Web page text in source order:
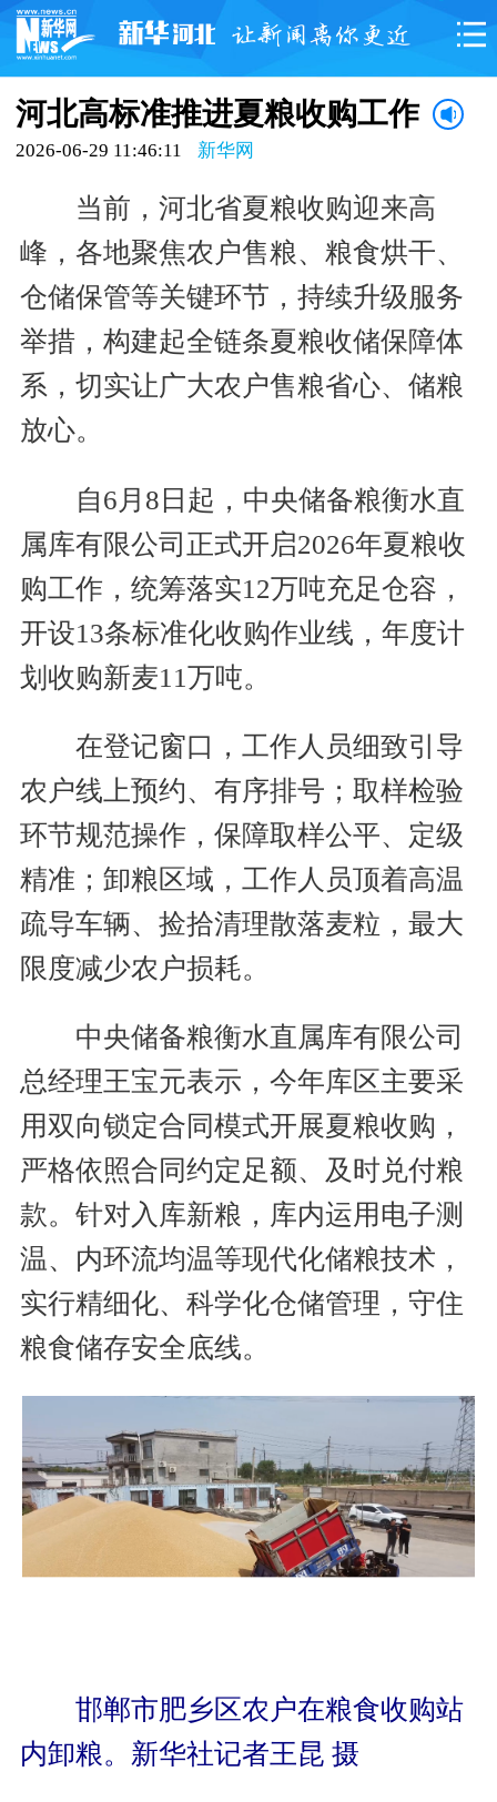
河北高标准推进夏粮收购工作
2026-06-29 11:46:11 新华网
当前，河北省夏粮收购迎来高
峰，各地聚焦农户售粮、粮食烘干、
仓储保管等关键环节，持续升级服务
举措，构建起全链条夏粮收储保障体
系，切实让广大农户售粮省心、储粮
放心。
自6月8日起，中央储备粮衡水直
属库有限公司正式开启2026年夏粮收
购工作，统筹落实12万吨充足仓容，
开设13条标准化收购作业线，年度计
划收购新麦11万吨。
在登记窗口，工作人员细致引导
农户线上预约、有序排号；取样检验
环节规范操作，保障取样公平、定级
精准；卸粮区域，工作人员顶着高温
疏导车辆、捡拾清理散落麦粒，最大
限度减少农户损耗。
中央储备粮衡水直属库有限公司
总经理王宝元表示，今年库区主要采
用双向锁定合同模式开展夏粮收购，
严格依照合同约定足额、及时兑付粮
款。针对入库新粮，库内运用电子测
温、内环流均温等现代化储粮技术，
实行精细化、科学化仓储管理，守住
粮食储存安全底线。
邯郸市肥乡区农户在粮食收购站
内卸粮。新华社记者王昆 摄